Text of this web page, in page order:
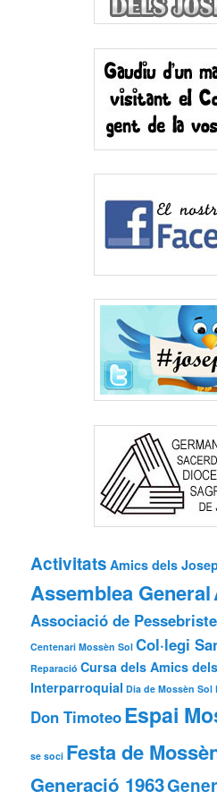
Activitats Amics dels
Assemblea General
Associació de
Centenari Mossèn Sol Col·legi
Reparació Cursa dels Amics
Interparroquial Dia de Mossèn Sol
Don TimoteoEspai
se soci Festa de
Generació 1963